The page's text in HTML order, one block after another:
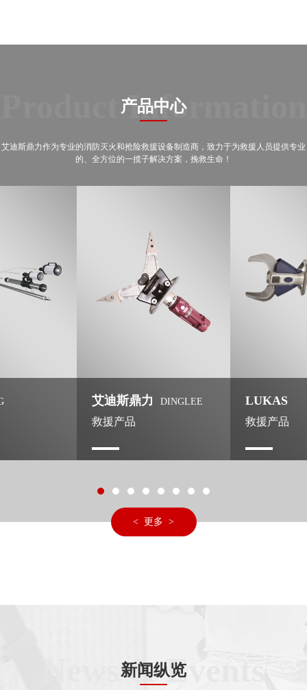
Product Information
产品中心
艾迪斯鼎力作为专业的消防灭火和抢险救援设备制造商，致力于为救援人员提供专业
的、全方位的一揽子解决方案，挽救生命！
艾迪斯鼎力DINGLEE
救援产品
LUKAS
救援产品
< 更多 >
News & Events
新闻纵览